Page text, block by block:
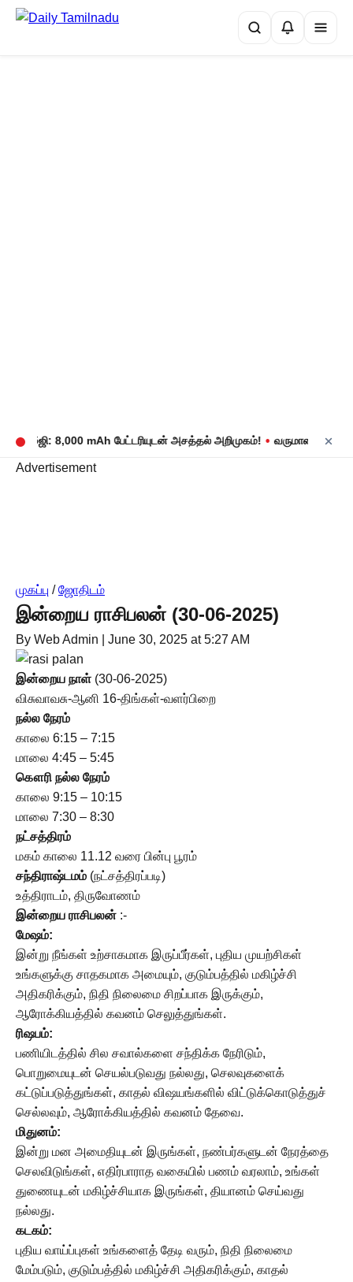
5ஜி: 8,000 mAh பேட்டரியுடன் அசத்தல் அறிமுகம்! • வருமான வரிக்
Advertisement
முகப்பு / ஜோதிடம்
இன்றைய ராசிபலன் (30-06-2025)
By Web Admin June 30, 2025 at 5:27 AM
இன்றைய நாள் (30-06-2025)
விசுவாவசு-ஆனி 16-திங்கள்-வளர்பிறை
நல்ல நேரம்
காலை 6:15 – 7:15
மாலை 4:45 – 5:45
கௌரி நல்ல நேரம்
காலை 9:15 – 10:15
மாலை 7:30 – 8:30
நட்சத்திரம்
மகம் காலை 11.12 வரை பின்பு பூரம்
சந்திராஷ்டமம் (நட்சத்திரப்படி)
உத்திராடம், திருவோணம்
இன்றைய ராசிபலன் :-
மேஷம்:
இன்று நீங்கள் உற்சாகமாக இருப்பீர்கள், புதிய முயற்சிகள்
உங்களுக்கு சாதகமாக அமையும், குடும்பத்தில் மகிழ்ச்சி
அதிகரிக்கும், நிதி நிலைமை சிறப்பாக இருக்கும்,
ஆரோக்கியத்தில் கவனம் செலுத்துங்கள்.
ரிஷபம்:
பணியிடத்தில் சில சவால்களை சந்திக்க நேரிடும்,
பொறுமையுடன் செயல்படுவது நல்லது, செலவுகளைக்
கட்டுப்படுத்துங்கள், காதல் விஷயங்களில் விட்டுக்கொடுத்துச்
செல்லவும், ஆரோக்கியத்தில் கவனம் தேவை.
மிதுனம்:
இன்று மன அமைதியுடன் இருங்கள், நண்பர்களுடன் நேரத்தை
செலவிடுங்கள், எதிர்பாராத வகையில் பணம் வரலாம், உங்கள்
துணையுடன் மகிழ்ச்சியாக இருங்கள், தியானம் செய்வது
நல்லது.
கடகம்:
புதிய வாய்ப்புகள் உங்களைத் தேடி வரும், நிதி நிலைமை
மேம்படும், குடும்பத்தில் மகிழ்ச்சி அதிகரிக்கும், காதல்